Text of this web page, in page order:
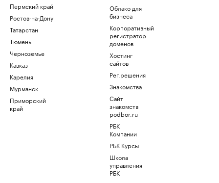
Пермский край
Ростов-на-Дону
Татарстан
Тюмень
Черноземье
Кавказ
Карелия
Мурманск
Приморский
край
Облако для
бизнеса
Корпоративный
регистратор
доменов
Хостинг
сайтов
Рег.решения
Знакомства
Сайт
знакомств
podbor.ru
РБК
Компании
РБК Курсы
Школа
управления
РБК